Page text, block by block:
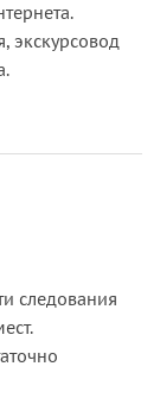
экскурсовод
следования